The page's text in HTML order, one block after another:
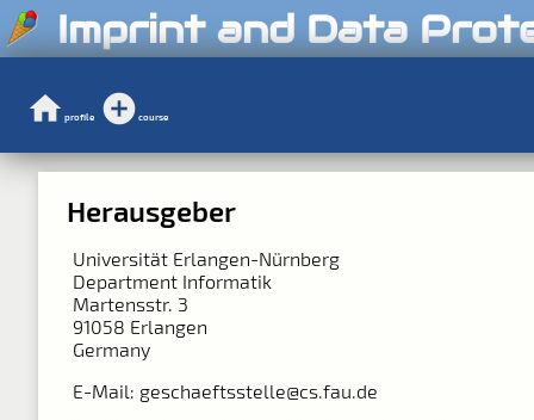
Imprint and Data
profile course
Herausgeber
Universität Erlangen-Nürnberg
Department Informatik
Martensstr. 3
91058 Erlangen
Germany
E-Mail: geschaeftsstelle@cs.fau.de